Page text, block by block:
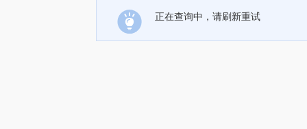
正在查询中，请刷新重试